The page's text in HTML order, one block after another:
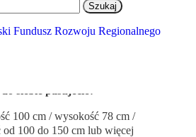
Fundusz Rozwoju Regionalnego
metrażom lub
przestrzeni do
gości od czasu do czasu.
100 cm / wysokość 78 cm /
od 100 do 150 cm lub więcej